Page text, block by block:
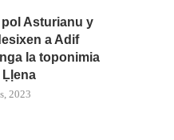
pol Asturianu y
a Adif
la toponimia
2023